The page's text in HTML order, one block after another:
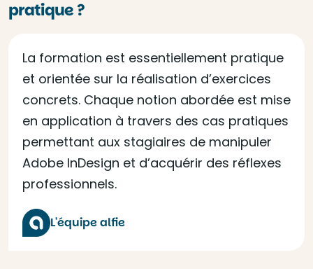
pratique ?
La formation est essentiellement pratique
et orientée sur la réalisation d’exercices
concrets. Chaque notion abordée est mise
en application à travers des cas pratiques
permettant aux stagiaires de manipuler
Adobe InDesign et d’acquérir des réflexes
professionnels.
L'équipe alfie